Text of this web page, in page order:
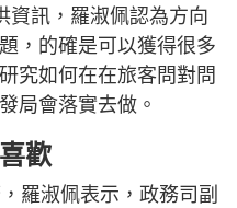
資訊，羅淑佩認為方向
，的確是可以獲得很多
究如何在在旅客問對問
局會落實去做。
歡
羅淑佩表示，政務司副